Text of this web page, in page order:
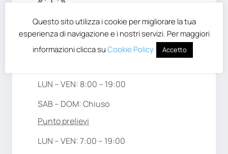
Orari di apertura
LUN – VEN: 8:00 – 19:00
SAB – DOM: Chiuso
Punto prelievi
LUN – VEN: 7:00 – 19:00
Questo sito utilizza i cookie per migliorare la tua
esperienza di navigazione e i nostri servizi. Per maggiori
informazioni clicca suCookie Policy Accetto